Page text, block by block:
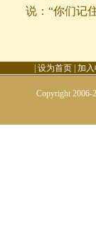
说：“你们记
设为首页 加
Copyright